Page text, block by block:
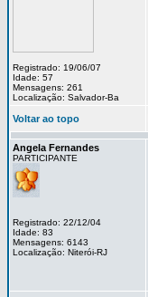
Registrado: 19/06/07
Idade: 57
Mensagens: 261
Localização: Salvador-Ba
Voltar ao topo
Angela Fernandes
PARTICIPANTE
Registrado: 22/12/04
Idade: 83
Mensagens: 6143
Localização: Niterói-RJ